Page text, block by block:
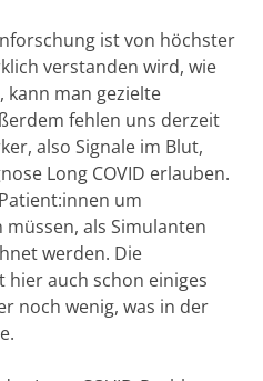
ist von höchster
verstanden wird, wie
kann man gezielte
fehlen uns derzeit
also Signale im Blut,
Long COVID erlauben.
um
als Simulanten
werden. Die
auch schon einiges
noch wenig, was in der